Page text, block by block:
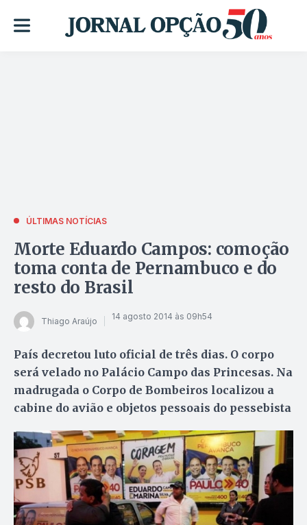
ÚLTIMAS NOTÍCIAS
Morte Eduardo Campos: comoção
toma conta de Pernambuco e do
resto do Brasil
Thiago Araújo 14 agosto 2014 às 09h54
País decretou luto oficial de três dias. O corpo
será velado no Palácio Campo das Princesas. Na
madrugada o Corpo de Bombeiros localizou a
cabine do avião e objetos pessoais do pessebista